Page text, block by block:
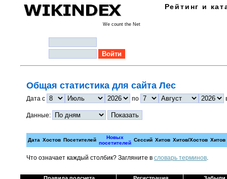
Рейтинг и
We count the Net
Общая статистика для сайта Лес
Дата с по
Данные:
Дата Хостов Посетителей
Новых
посетителей
Сессий Хитов Хитов/Хостов Хитов
Что означает каждый столбик? Загляните в cловарь терминов.